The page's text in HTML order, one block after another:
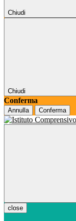
Chiudi
Chiudi
Conferma
Annulla Conferma
close